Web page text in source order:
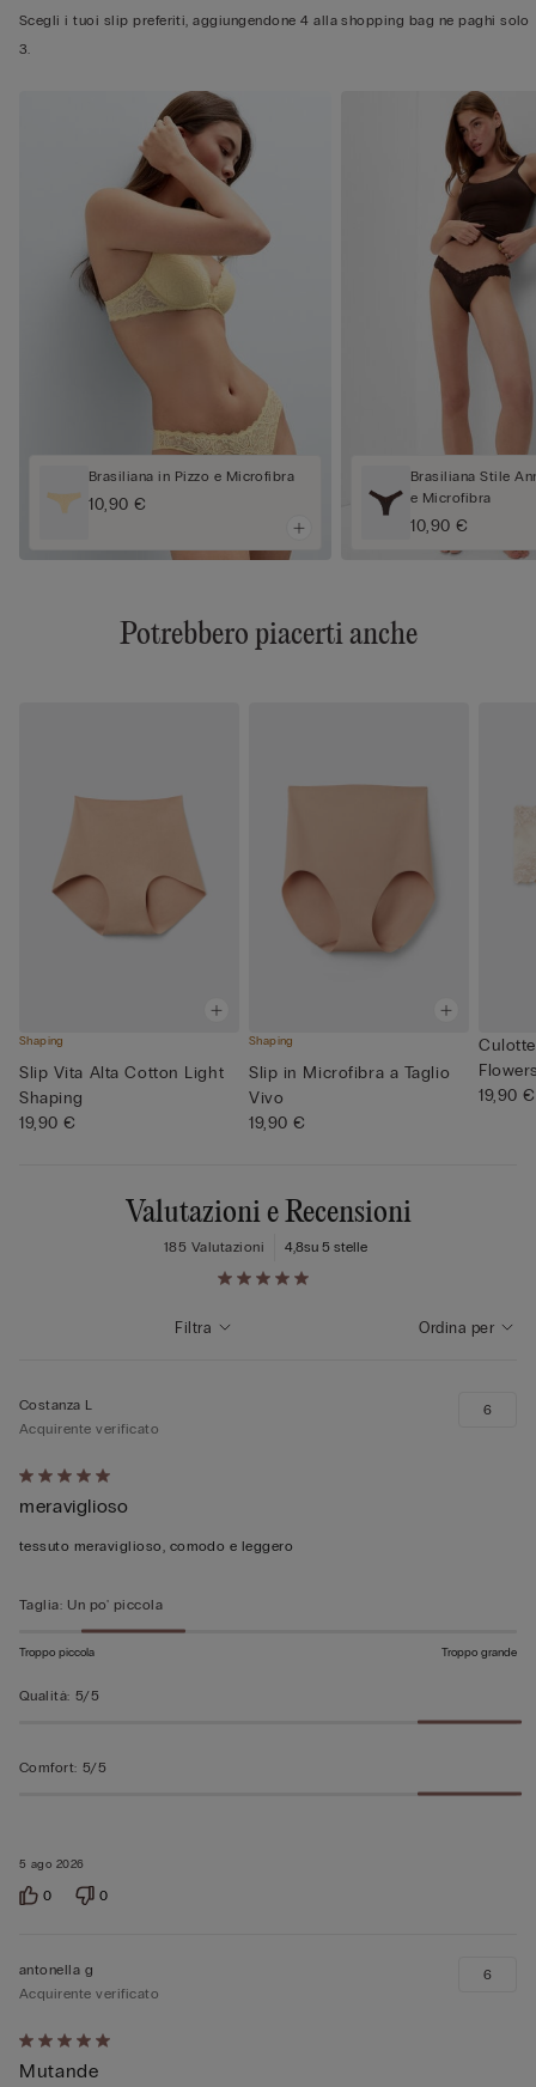
Scegli i tuoi slip preferiti, aggiungendone 4 alla shopping bag ne paghi solo
3.
Brasiliana in Pizzo e Microfibra
10,90 €
Brasiliana Stile
e Microfibra
10,90 €
Potrebbero piacerti anche
Shaping
Slip Vita Alta Cotton Light
Shaping
19,90 €
Shaping
Slip in Microfibra a Taglio
Vivo
19,90 €
19,90 €
Valutazioni e Recensioni
4,8su 5 stelle
185 Valutazioni
Ordina per
Filtra
Valutato
5
su
5 ago 2026
Costanza L
Acquirente verificato
meraviglioso
tessuto meraviglioso, comodo e leggero
6
Taglia: Un po' piccola
Troppo piccola Troppo grande
Qualità: 5/5
Comfort: 5/5
0 0
Valutato
5
antonella g
Acquirente verificato
Mutande
6